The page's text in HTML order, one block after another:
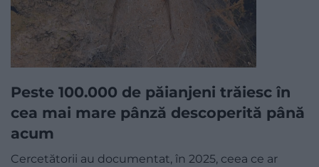
Peste 100.000 de păianjeni trăiesc în
cea mai mare pânză descoperită până
acum
Cercetătorii au documentat, în 2025, ceea ce ar